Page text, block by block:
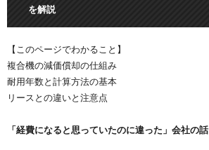
を解説
【このページでわかること】
複合機の減価償却の仕組み
耐用年数と計算方法の基本
リースとの違いと注意点
「経費になると思っていたのに違った」会社の話